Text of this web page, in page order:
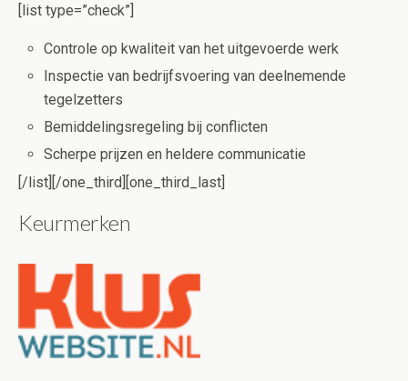
[list type=”check”]
Controle op kwaliteit van het uitgevoerde werk
Inspectie van bedrijfsvoering van deelnemende
tegelzetters
Bemiddelingsregeling bij conflicten
Scherpe prijzen en heldere communicatie
[/list][/one_third][one_third_last]
Keurmerken